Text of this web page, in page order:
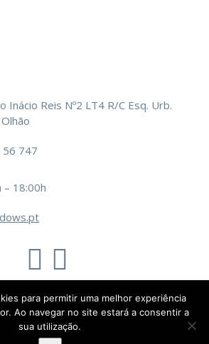
Inácio Reis Nº2 LT4 R/C Esq. Urb.
56 747
– 18:00h
TechsOn
os direitos reservados.
para permitir uma melhor experiência
Ao navegar no site estará a consentir a
sua utilização.